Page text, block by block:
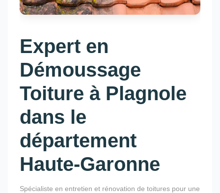
Expert en
Démoussage
Toiture à Plagnole
dans le
département
Haute-Garonne
Spécialiste en entretien et rénovation de toitures pour une